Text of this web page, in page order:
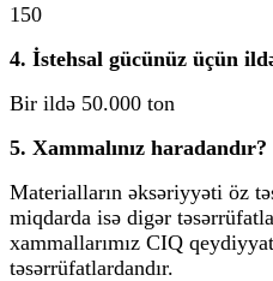
150
4. İstehsal gücünüz üçün
Bir ildə 50.000 ton
5. Xammalınız haradandır?
Materialların əksəriyyəti öz
miqdarda isə digər
xammallarımız CIQ
təsərrüfatlardandır.